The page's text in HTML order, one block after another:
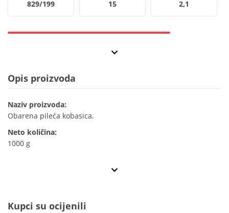
829/199 15 2,1
Opis proizvoda
Naziv proizvoda:
Obarena pileća kobasica.
Neto količina:
1000 g
Kupci su ocijenili